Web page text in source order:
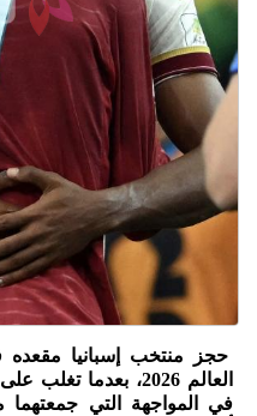
حجز منتخب إسبانيا
العالم 2026، بعدما
في المواجهة التي